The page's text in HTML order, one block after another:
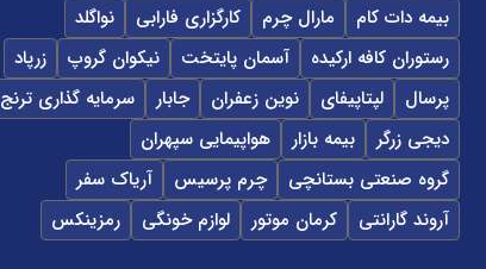
بیمه دات کام مارال چرم کارگزاری فارابی
نواگلد
رستوران کافه ارکیده
آسمان پایتخت نیکوان گروپ
زرپاد
پرسال
لپتاپیفای نوین زعفران جابار
سرمایه گذاری ترنج
دیجی زرگر
بیمه بازار
هواپیمایی سپهران
گروه صنعتی بستانچی
چرم پرسیس
آریاک سفر
آروند گارانتی
کرمان موتور لوازم خونگی رمزینکس